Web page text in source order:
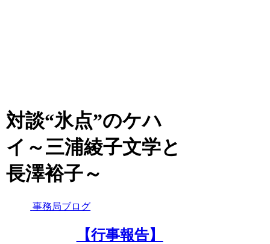
対談“氷点”のケハ
イ～三浦綾子文学と
長澤裕子～
事務局ブログ
【行事報告】